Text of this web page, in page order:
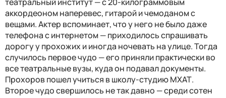
аккордеоном наперевес, гитарой и чемоданом с
вещами. Актер вспоминает, что у него не было даже
телефона с интернетом — приходилось спрашивать
дорогу у прохожих и иногда ночевать на улице. Тогда
случилось первое чудо — его приняли практически во
все театральные вузы, куда он подавал документы.
Прохоров пошел учиться в школу-студию МХАТ.
Второе чудо свершилось не так давно — среди сотен